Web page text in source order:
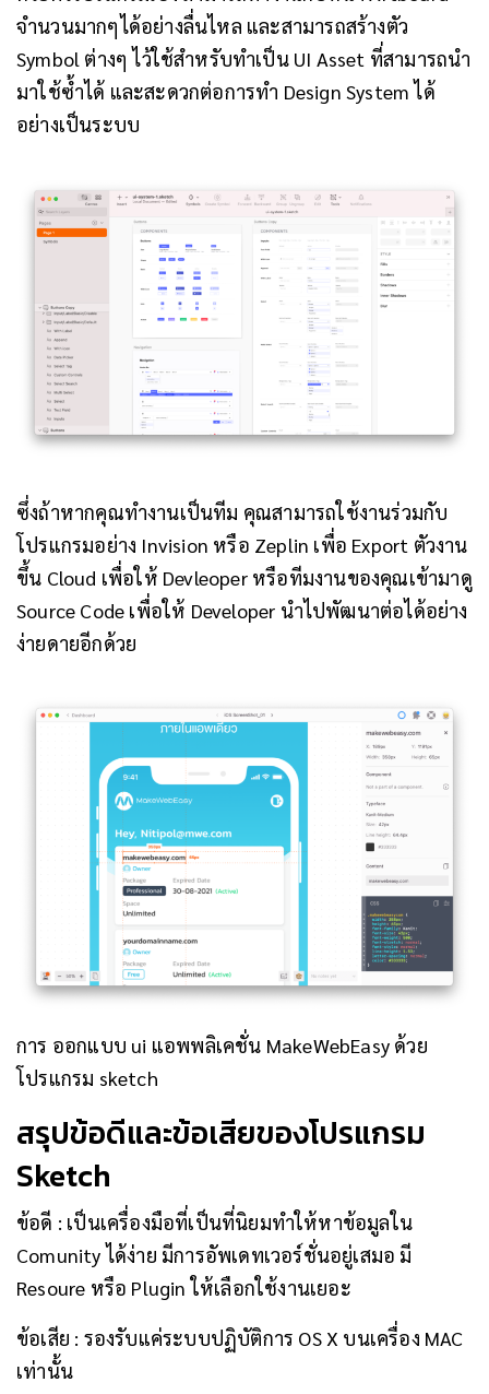
จำนวนมากๆได้อย่างลื่นไหล และสามารถสร้างตัว
Symbol ต่างๆ ไว้ใช้สำหรับทำเป็น UI Asset ที่สามารถนำ
มาใช้ซ้ำได้ และสะดวกต่อการทำ Design System ได้
อย่างเป็นระบบ
ซึ่งถ้าหากคุณทำงานเป็นทีม คุณสามารถใช้งานร่วมกับ
โปรแกรมอย่าง Invision หรือ Zeplin เพื่อ Export ตัวงาน
ขึ้น Cloud เพื่อให้ Devleoper หรือทีมงานของคุณเข้ามาดู
Source Code เพื่อให้ Developer นำไปพัฒนาต่อได้อย่าง
ง่ายดายอีกด้วย
การ ออกแบบ ui แอพพลิเคชั่น MakeWebEasy ด้วย
โปรแกรม sketch
สรุปข้อดีและข้อเสียของโปรแกรม
Sketch
ข้อดี : เป็นเครื่องมือที่เป็นที่นิยมทำให้หาข้อมูลใน
Comunity ได้ง่าย มีการอัพเดทเวอร์ชั่นอยู่เสมอ มี
Resoure หรือ Plugin ให้เลือกใช้งานเยอะ
ข้อเสีย : รองรับแค่ระบบปฏิบัติการ OS X บนเครื่อง MAC
เท่านั้น